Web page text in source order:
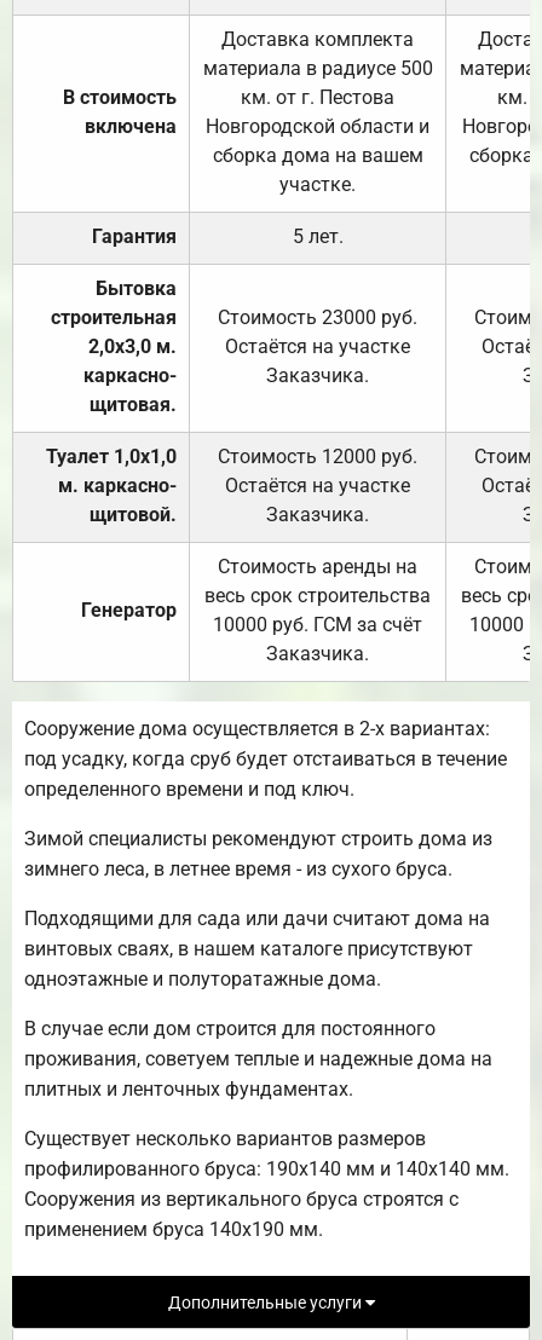
В стоимость
включена
Доставка комплекта
материала в радиусе 500
км. от г. Пестова
Новгородской области и
сборка дома на вашем
участке.
км.
Гарантия 5 лет.
Бытовка
строительная
2,0х3,0 м.
каркасно-
щитовая.
Стоимость 23000 руб.
Остаётся на участке
Заказчика.
Туалет 1,0х1,0
м. каркасно-
щитовой.
Стоимость 12000 руб.
Остаётся на участке
Заказчика.
Генератор
Стоимость аренды на
весь срок строительства
10000 руб. ГСМ за счёт
Заказчика.
весь
10000
Сооружение дома осуществляется в 2-х вариантах:
под усадку, когда сруб будет отстаиваться в течение
определенного времени и под ключ.
Зимой специалисты рекомендуют строить дома из
зимнего леса, в летнее время - из сухого бруса.
Подходящими для сада или дачи считают дома на
винтовых сваях, в нашем каталоге присутствуют
одноэтажные и полуторатажные дома.
В случае если дом строится для постоянного
проживания, советуем теплые и надежные дома на
плитных и ленточных фундаментах.
Существует несколько вариантов размеров
профилированного бруса: 190х140 мм и 140х140 мм.
Сооружения из вертикального бруса строятся с
применением бруса 140х190 мм.
Дополнительные услуги